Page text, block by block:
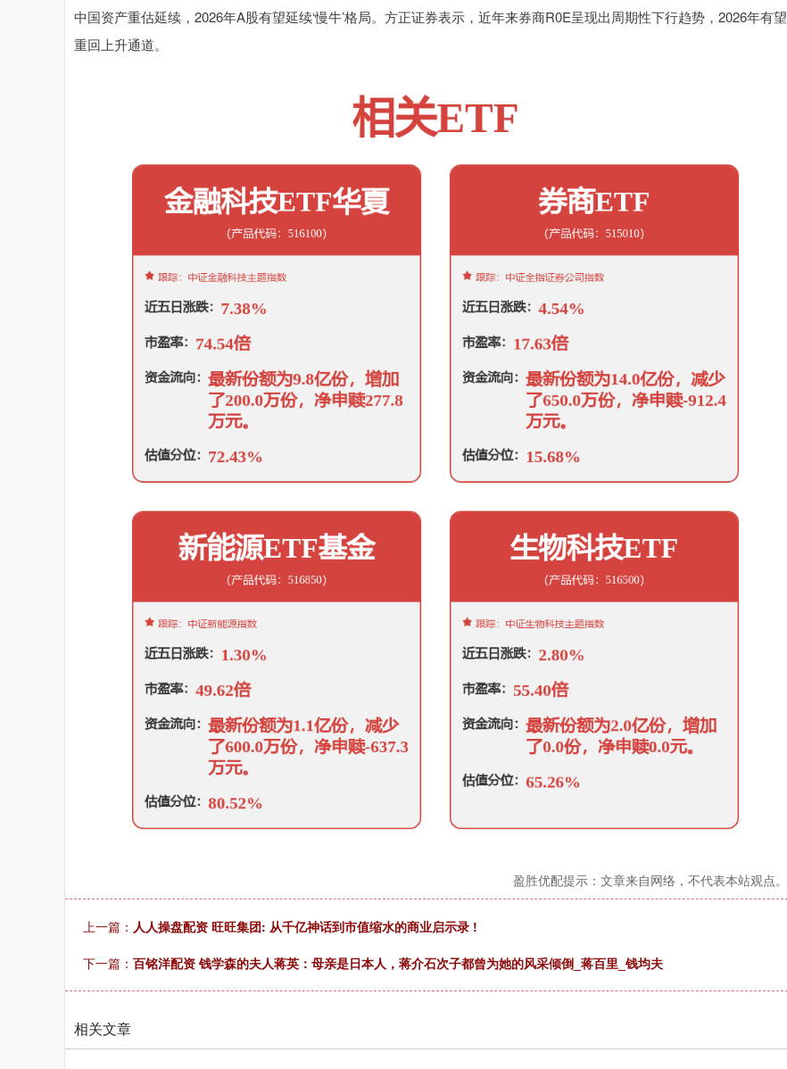
中国资产重估延续，2026年A股有望延续‘慢牛’格局。方正证券表示，近年来券商R0E呈现出周期性下行趋势，2026年有望
重回上升通道。
盈胜优配提示：文章来自网络，不代表本站观点。
上一篇： 人人操盘配资 旺旺集团: 从千亿神话到市值缩水的商业启示录 !
下一篇： 百铭洋配资 钱学森的夫人蒋英：母亲是日本人，蒋介石次子都曾为她的风采倾倒_蒋百里_钱均夫
相关文章